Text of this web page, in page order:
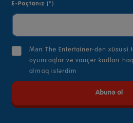
E-Poçtanız (*)
Mən The Entertainer-dən xüsusi
oyuncaqlar və vauçer kodları
almaq istərdim